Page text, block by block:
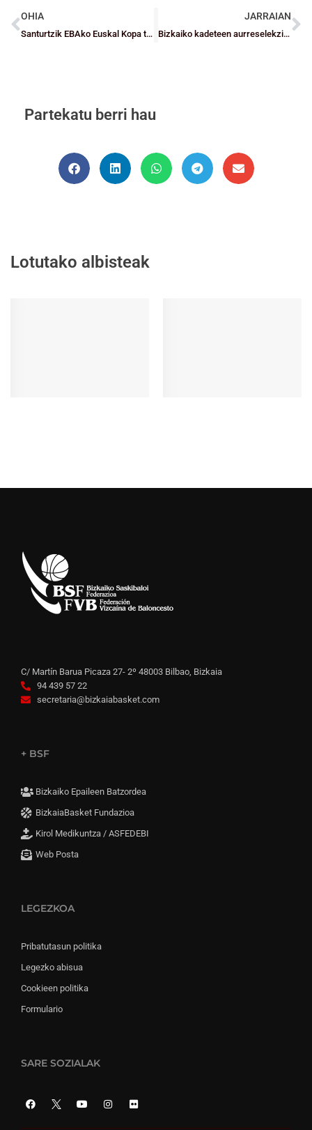
OHIA
Santurtzik EBAko Euskal Kopa titulua berriz ere lortzea dauka helburu
JARRAIAN
Bizkaiko kadeteen aurreselekzioak berriz ere lanean
Partekatu berri hau
Lotutako albisteak
C/ Martín Barua Picaza 27- 2º 48003 Bilbao, Bizkaia
94 439 57 22
secretaria@bizkaiabasket.com
+ BSF
Bizkaiko Epaileen Batzordea
BizkaiaBasket Fundazioa
Kirol Medikuntza / ASFEDEBI
Web Posta
LEGEZKOA
Pribatutasun politika
Legezko abisua
Cookieen politika
Formulario
SARE SOZIALAK